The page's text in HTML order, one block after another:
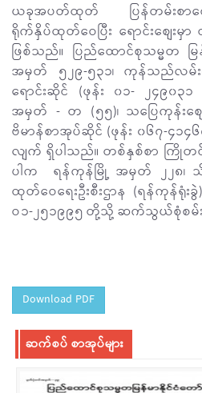
ယခုအပတ်ထုတ် ပြန်တမ်းစာစော
ရိုက်နှိပ်ထုတ်ဝေပြီး ရောင်းစျေးမှ
ဖြစ်သည်။ ပြည်ထောင်စုသမ္မတ မ
အမှတ် ၅၂၉-၅၃၁၊ ကုန်သည်လမ်း
ရောင်းဆိုင် (ဖုန်း ၀၁- ၂၄၉၀၃
အမှတ် - တ (၅၅)၊ သပြေကုန်းစျ
ဗိမာန်စာအုပ်ဆိုင် (ဖုန်း ၀၆၇-၄၁၄၆
လျက် ရှိပါသည်။ တစ်နှစ်စာ ကြို
ပါက ရန်ကုန်မြို့ အမှတ် ၂၂၈၊ သိ
ထုတ်ဝေရေးဦးစီးဌာန (ရန်ကုန်ရုံး
ဝ၁-၂၅၁၉၉၅ တို့သို့ ဆက်သွယ်စုံစမ်
Download PDF
ဆက်စပ် စာအုပ်များ